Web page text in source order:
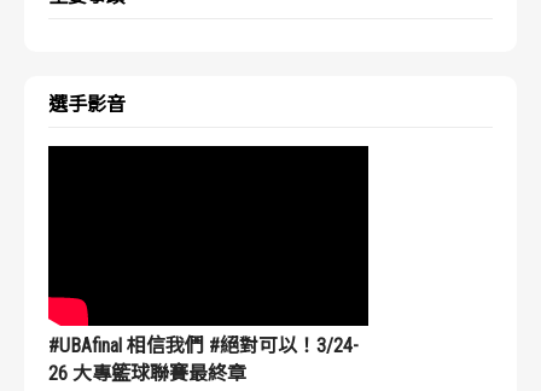
選手影音
#UBAfinal 相信我們 #絕對可以！3/24-
26 大專籃球聯賽最終章